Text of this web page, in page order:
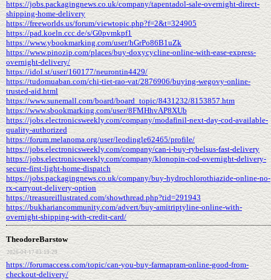
https://jobs.packagingnews.co.uk/company/tapentadol-sale-overnight-direct-
shipping-home-delivery
https://freeworlds.us/forum/viewtopic.php?f=2&t=324905
https://pad.koeln.ccc.de/s/G0pvmkpf1
https://www.ybookmarking.com/user/hGrPo86B1uZk
https://www.pinozip.com/places/buy-doxycycline-online-with-ease-express-
overnight-delivery/
https://idol.st/user/160177/neurontin4429/
https://tudomuaban.com/chi-tiet-rao-vat/2876906/buying-wegovy-online-
trusted-aid.html
https://www.sunemall.com/board/board_topic/8431232/8153857.htm
https://www.sbookmarking.com/user/8FMHhvAP8XUb
https://jobs.electronicsweekly.com/company/modafinil-next-day-cod-available-
quality-authorized
https://forum.melanoma.org/user/leodingle62465/profile/
https://jobs.electronicsweekly.com/company/can-i-buy-rybelsus-fast-delivery
https://jobs.electronicsweekly.com/company/klonopin-cod-overnight-delivery-
secure-first-light-home-dispatch
https://jobs.packagingnews.co.uk/company/buy-hydrochlorothiazide-online-no-
rx-carryout-delivery-option
https://treasureillustrated.com/showthread.php?tid=291943
https://bukhariancommunity.com/advert/buy-amitriptyline-online-with-
overnight-shipping-with-credit-card/
TheodoreBarstow
2026-04-17 03:19:29
https://forumaccess.com/topic/can-you-buy-farmapram-online-good-from-
checkout-delivery/